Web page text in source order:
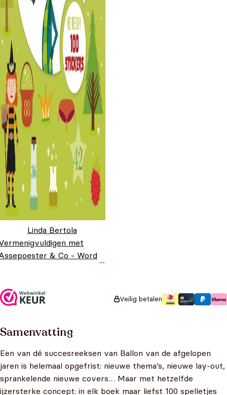
Linda Bertola
met
& Co - Word
€9,99.
Veilig betalen
Samenvatting
Een van dé succesreeksen van Ballon van de afgelopen
jaren is helemaal opgefrist: nieuwe thema’s, nieuwe lay-out,
sprankelende nieuwe covers… Maar met hetzelfde
ijzersterke concept: in elk boek maar liefst 100 spelletjes